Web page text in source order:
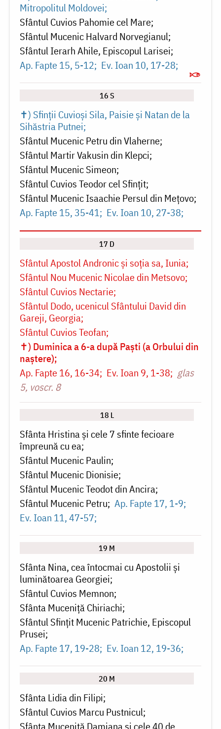
Mitropolitul Moldovei
Sfântul Cuvios Pahomie cel Mare
Sfântul Mucenic Halvard Norvegianul
Sfântul Ierarh Ahile, Episcopul Larisei
Ap. Fapte 15, 5-12 Ev. Ioan 10, 17-28
16 S
✝) Sfinții Cuvioși Sila, Paisie și Natan de la
Sihăstria Putnei
Sfântul Mucenic Petru din Vlaherne
Sfântul Martir Vakusin din Klepci
Sfântul Mucenic Simeon
Sfântul Cuvios Teodor cel Sfințit
Sfântul Mucenic Isaachie Persul din Meţovo
Ap. Fapte 15, 35-41 Ev. Ioan 10, 27-38
17 D
Sfântul Apostol Andronic și soția sa, Iunia
Sfântul Nou Mucenic Nicolae din Metsovo
Sfântul Cuvios Nectarie
Sfântul Dodo, ucenicul Sfântului David din
Gareji, Georgia
Sfântul Cuvios Teofan
✝) Duminica a 6-a după Paști (a Orbului din
naștere)
Ap. Fapte 16, 16-34 Ev. Ioan 9, 1-38
glas
5, voscr. 8
18 L
Sfânta Hristina și cele 7 sfinte fecioare
împreună cu ea
Sfântul Mucenic Paulin
Sfântul Mucenic Dionisie
Sfântul Mucenic Teodot din Ancira
Sfântul Mucenic Petru Ap. Fapte 17, 1-9
Ev. Ioan 11, 47-57
19 M
Sfânta Nina, cea întocmai cu Apostolii și
luminătoarea Georgiei
Sfântul Cuvios Memnon
Sfânta Muceniță Chiriachi
Sfântul Sfințit Mucenic Patrichie, Episcopul
Prusei
Ap. Fapte 17, 19-28 Ev. Ioan 12, 19-36
20 M
Sfânta Lidia din Filipi
Sfântul Cuvios Marcu Pustnicul
Sfânta Muceniță Damiana și cele 40 de